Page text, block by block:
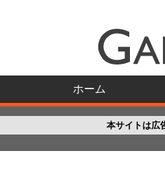
ホーム
本サイトは広